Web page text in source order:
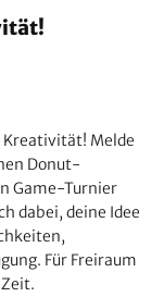
Kreativität! Melde
Donut-
Game-Turnier
dabei, deine Idee
Für Freiraum